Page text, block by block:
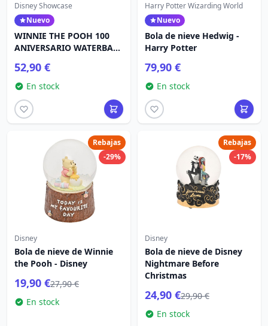
Disney Showcase
Nuevo
WINNIE THE POOH 100
ANIVERSARIO WATERBALL
52,90 €
En stock
Harry Potter Wizarding World
Nuevo
Bola de nieve Hedwig -
Harry Potter
79,90 €
En stock
Rebajas
-29%
Disney
Bola de nieve de Winnie
the Pooh - Disney
19,90 €27,90 €
En stock
Rebajas
-17%
Disney
Bola de nieve de Disney
Nightmare Before
Christmas
24,90 €29,90 €
En stock